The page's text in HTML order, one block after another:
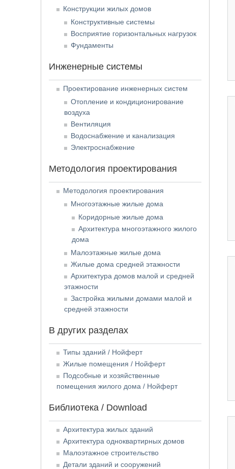
Конструкции жилых домов
Конструктивные системы
Восприятие горизонтальных нагрузок
Фундаменты
Инженерные системы
Проектирование инженерных систем
Отопление и кондиционирование
воздуха
Вентиляция
Водоснабжение и канализация
Электроснабжение
Методология проектирования
Методология проектирования
Многоэтажные жилые дома
Коридорные жилые дома
Архитектура многоэтажного жилого
дома
Малоэтажные жилые дома
Жилые дома средней этажности
Архитектура домов малой и средней
этажности
Застройка жилыми домами малой и
средней этажности
В других разделах
Типы зданий / Нойферт
Жилые помещения / Нойферт
Подсобные и хозяйственные
помещения жилого дома / Нойферт
Библиотека / Download
Архитектура жилых зданий
Архитектура одноквартирных домов
Малоэтажное строительство
Детали зданий и сооружений